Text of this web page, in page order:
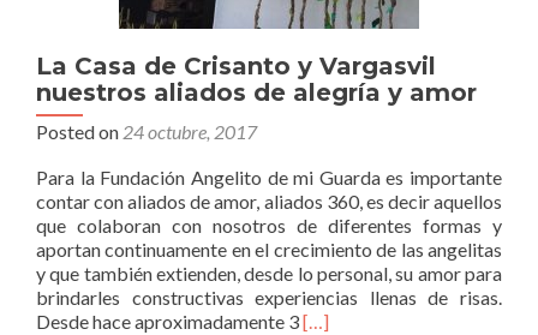
La Casa de Crisanto y Vargasvil
nuestros aliados de alegría y amor
Posted on 24 octubre, 2017
Para la Fundación Angelito de mi Guarda es importante
contar con aliados de amor, aliados 360, es decir aquellos
que colaboran con nosotros de diferentes formas y
aportan continuamente en el crecimiento de las angelitas
y que también extienden, desde lo personal, su amor para
brindarles constructivas experiencias llenas de risas.
Desde hace aproximadamente 3Read
[…]